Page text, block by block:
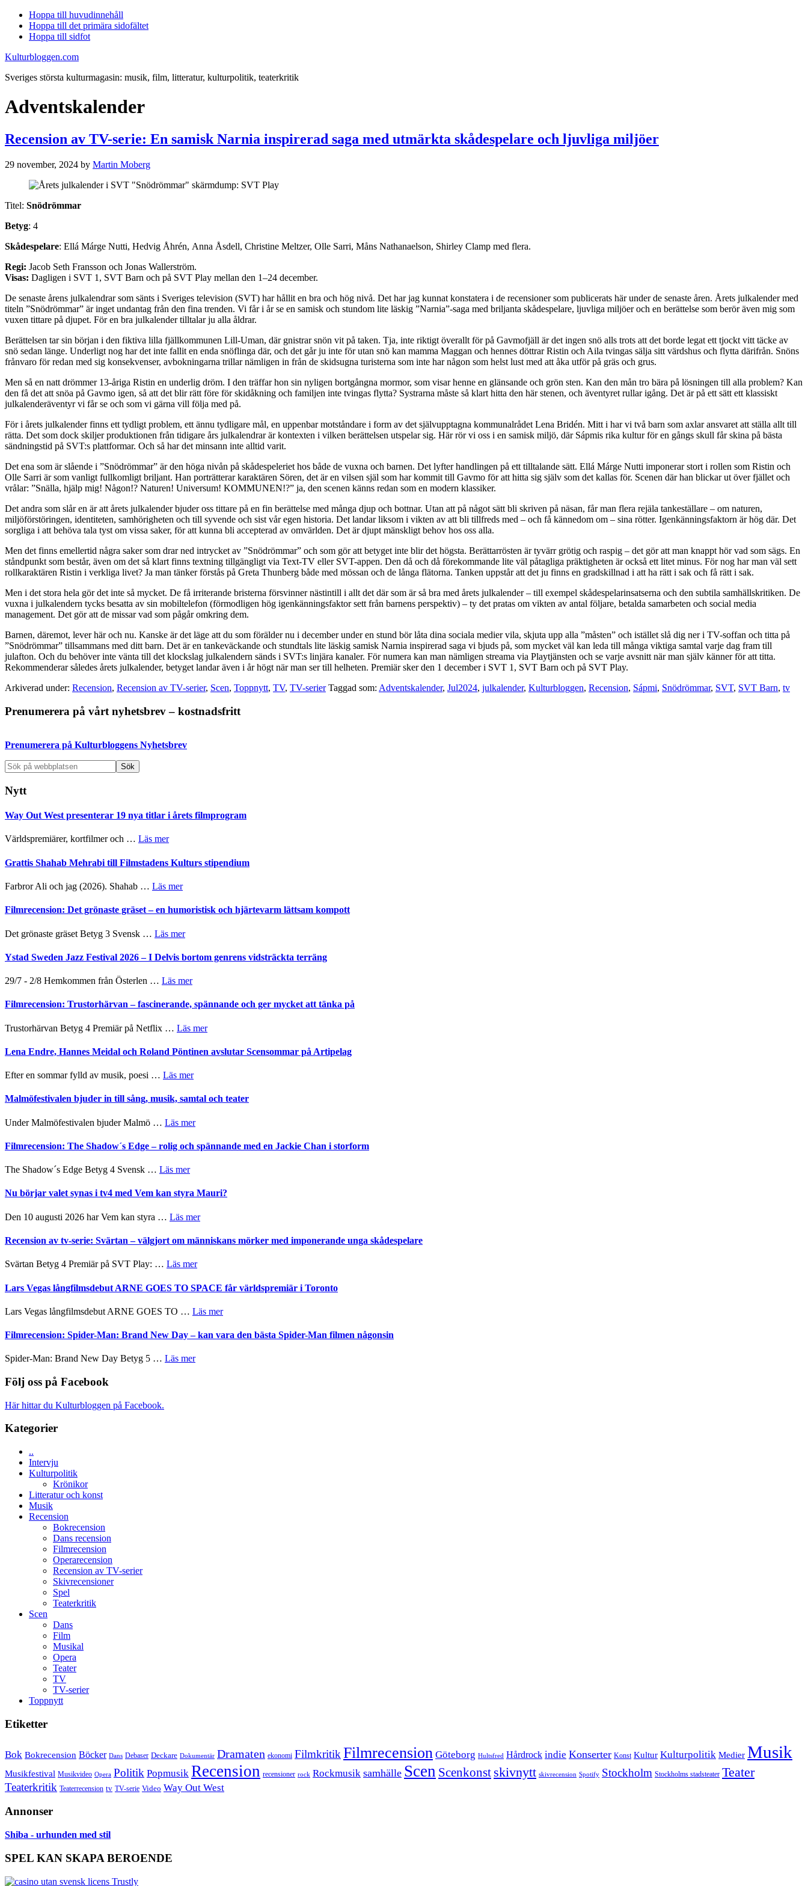
Hoppa till huvudinnehåll
Hoppa till det primära sidofältet
Hoppa till sidfot
Kulturbloggen.com
Sveriges största kulturmagasin: musik, film, litteratur, kulturpolitik, teaterkritik
Adventskalender
Recension av TV-serie: En samisk Narnia inspirerad saga med utmärkta skådespelare och ljuvliga miljöer
29 november, 2024 by Martin Moberg
Titel: Snödrömmar
Betyg: 4
Skådespelare: Ellá Márge Nutti, Hedvig Åhrén, Anna Åsdell, Christine Meltzer, Olle Sarri, Måns Nathanaelson, Shirley Clamp med flera.
Regi: Jacob Seth Fransson och Jonas Wallerström.
Visas: Dagligen i SVT 1, SVT Barn och på SVT Play mellan den 1–24 december.
De senaste årens julkalendrar som sänts i Sveriges television (SVT) har hållit en bra och hög nivå. Det har jag kunnat konstatera i de recensioner som publicerats här under de senaste åren. Årets julkalender med
titeln ”Snödrömmar” är inget undantag från den fina trenden. Vi får i år se en samisk och stundom lite läskig ”Narnia”-saga med briljanta skådespelare, ljuvliga miljöer och en berättelse som berör även mig som
vuxen tittare på djupet. För en bra julkalender tilltalar ju alla åldrar.
Berättelsen tar sin början i den fiktiva lilla fjällkommunen Lill-Uman, där gnistrar snön vit på taken. Tja, inte riktigt överallt för på Gavmofjäll är det ingen snö alls trots att det borde legat ett tjockt vitt täcke av
snö sedan länge. Underligt nog har det inte fallit en enda snöflinga där, och det går ju inte för utan snö kan mamma Maggan och hennes döttrar Ristin och Aila tvingas sälja sitt värdshus och flytta därifrån. Snöns
frånvaro för redan med sig konsekvenser, avbokningarna trillar nämligen in från de skidsugna turisterna som inte har någon som helst lust med att åka utför på gräs och grus.
Men så en natt drömmer 13-åriga Ristin en underlig dröm. I den träffar hon sin nyligen bortgångna mormor, som visar henne en glänsande och grön sten. Kan den mån tro bära på lösningen till alla problem? Kan
den få det att snöa på Gavmo igen, så att det blir rätt före för skidåkning och familjen inte tvingas flytta? Systrarna måste så klart hitta den här stenen, och äventyret rullar igång. Det är på ett sätt ett klassiskt
julkalenderäventyr vi får se och som vi gärna vill följa med på.
För i årets julkalender finns ett tydligt problem, ett ännu tydligare mål, en uppenbar motståndare i form av det självupptagna kommunalrådet Lena Bridén. Mitt i har vi två barn som axlar ansvaret att ställa allt till
rätta. Det som dock skiljer produktionen från tidigare års julkalendrar är kontexten i vilken berättelsen utspelar sig. Här rör vi oss i en samisk miljö, där Sápmis rika kultur för en gångs skull får skina på bästa
sändningstid på SVT:s plattformar. Och så har det minsann inte alltid varit.
Det ena som är slående i ”Snödrömmar” är den höga nivån på skådespeleriet hos både de vuxna och barnen. Det lyfter handlingen på ett tilltalande sätt. Ellá Márge Nutti imponerar stort i rollen som Ristin och
Olle Sarri är som vanligt fullkomligt briljant. Han porträtterar karaktären Sören, det är en vilsen själ som har kommit till Gavmo för att hitta sig själv som det kallas för. Scenen där han blickar ut över fjället och
vrålar: ”Snälla, hjälp mig! Någon!? Naturen! Universum! KOMMUNEN!?” ja, den scenen känns redan som en modern klassiker.
Det andra som slår en är att årets julkalender bjuder oss tittare på en fin berättelse med många djup och bottnar. Utan att på något sätt bli skriven på näsan, får man flera rejäla tankeställare – om naturen,
miljöförstöringen, identiteten, samhörigheten och till syvende och sist vår egen historia. Det landar liksom i vikten av att bli tillfreds med – och få kännedom om – sina rötter. Igenkänningsfaktorn är hög där. Det
sorgliga i att behöva tala tyst om vissa saker, för att kunna bli accepterad av omvärlden. Det är djupt mänskligt behov hos oss alla.
Men det finns emellertid några saker som drar ned intrycket av ”Snödrömmar” och som gör att betyget inte blir det högsta. Berättarrösten är tyvärr grötig och raspig – det gör att man knappt hör vad som sägs. En
ståndpunkt som består, även om det så klart finns textning tillgängligt via Text-TV eller SVT-appen. Den då och då förekommande lite väl påtagliga präktigheten är också ett litet minus. För nog har man väl sett
rollkaraktären Ristin i verkliga livet? Ja man tänker förstås på Greta Thunberg både med mössan och de långa flätorna. Tanken uppstår att det ju finns en gradskillnad i att ha rätt i sak och få rätt i sak.
Men i det stora hela gör det inte så mycket. De få irriterande bristerna försvinner nästintill i allt det där som är så bra med årets julkalender – till exempel skådespelarinsatserna och den subtila samhällskritiken. De
vuxna i julkalendern tycks besatta av sin mobiltelefon (förmodligen hög igenkänningsfaktor sett från barnens perspektiv) – ty det pratas om vikten av antal följare, betalda samarbeten och social media
management. Det gör att de missar vad som pågår omkring dem.
Barnen, däremot, lever här och nu. Kanske är det läge att du som förälder nu i december under en stund bör låta dina sociala medier vila, skjuta upp alla ”måsten” och istället slå dig ner i TV-soffan och titta på
”Snödrömmar” tillsammans med ditt barn. Det är en tankeväckande och stundtals lite läskig samisk Narnia inspirerad saga vi bjuds på, som mycket väl kan leda till många viktiga samtal varje dag fram till
julafton. Och du behöver inte vänta till det klockslag julkalendern sänds i SVT:s linjära kanaler. För numera kan man nämligen streama via Playtjänsten och se varje avsnitt när man själv känner för att titta.
Rekommenderar således årets julkalender, betyget landar även i år högt när man ser till helheten. Premiär sker den 1 december i SVT 1, SVT Barn och på SVT Play.
Arkiverad under: Recension, Recension av TV-serier, Scen, Toppnytt, TV, TV-serier Taggad som: Adventskalender, Jul2024, julkalender, Kulturbloggen, Recension, Sápmi, Snödrömmar, SVT, SVT Barn, tv
Primärt
Prenumerera på vårt nyhetsbrev – kostnadsfritt
Prenumerera på Kulturbloggens Nyhetsbrev
Sök
på
webbplatsen
Nytt
Way Out West presenterar 19 nya titlar i årets filmprogram
Världspremiärer, kortfilmer och … Läs merom
Out
19
titlar
årets
Grattis Shahab Mehrabi till Filmstadens Kulturs stipendium
Farbror Ali och jag (2026). Shahab … Läs merom
Shahab
Filmstadens
stipendium
Filmrecension: Det grönaste gräset – en humoristisk och hjärtevarm lättsam kompott
Det grönaste gräset Betyg 3 Svensk … Läs merom
Det
grönaste
–
humoristisk
hjärtevarm
kompott
Ystad Sweden Jazz Festival 2026 – I Delvis bortom genrens vidsträckta terräng
29/7 - 2/8 Hemkommen från Österlen … Läs merom
Sweden
Jazz
2026
I
bortom
vidsträckta
Filmrecension: Trustorhärvan – fascinerande, spännande och ger mycket att tänka på
Trustorhärvan Betyg 4 Premiär på Netflix … Läs merom
Trustorhärvan
ger
på
Lena Endre, Hannes Meidal och Roland Pöntinen avslutar Scensommar på Artipelag
Efter en sommar fylld av musik, poesi … Läs merom
Endre,
och
Pöntinen
Artipelag
Malmöfestivalen bjuder in till sång, musik, samtal och teater
Under Malmöfestivalen bjuder Malmö … Läs merom
bjuder
in
samtal
teater
Filmrecension: The Shadow´s Edge – rolig och spännande med en Jackie Chan i storform
The Shadow´s Edge Betyg 4 Svensk … Läs merom
The
Edge
rolig
spännande
en
Chan
storform
Nu börjar valet synas i tv4 med Vem kan styra Mauri?
Den 10 augusti 2026 har Vem kan styra … Läs merom
börjar
med
kan
Mauri?
Recension av tv-serie: Svärtan – välgjort om människans mörker med imponerande unga skådespelare
Svärtan Betyg 4 Premiär på SVT Play: … Läs merom
av
tv-
serie:
Svärtan
välgjort
Lars Vegas långfilmsdebut ARNE GOES TO SPACE får världspremiär i Toronto
Lars Vegas långfilmsdebut ARNE GOES TO … Läs merom
Vegas
Filmrecension: Spider-Man: Brand New Day – kan vara den bästa Spider-Man filmen någonsin
Spider-Man: Brand New Day Betyg 5 … Läs merom
Följ oss på Facebook
Här hittar du Kulturbloggen på Facebook.
Kategorier
..
Intervju
Kulturpolitik
Krönikor
Litteratur och konst
Musik
Recension
Bokrecension
Dans recension
Filmrecension
Operarecension
Recension av TV-serier
Skivrecensioner
Spel
Teaterkritik
Scen
Dans
Film
Musikal
Opera
Teater
TV
TV-serier
Toppnytt
Etiketter
Bok Bokrecension Böcker Dans Debaser Deckare Dokumentär Dramaten ekonomi Filmkritik Filmrecension Göteborg Hultsfred Hårdrock indie Konserter Konst Kultur Kulturpolitik Medier Musik
Musikfestival Musikvideo Opera Politik Popmusik Recension recensioner rock Rockmusik samhälle Scen Scenkonst skivnytt skivrecension Spotify Stockholm Stockholms stadsteater Teater
Teaterkritik Teaterrecension tv TV-serie Video Way Out West
Annonser
Shiba - urhunden med stil
SPEL KAN SKAPA BEROENDE